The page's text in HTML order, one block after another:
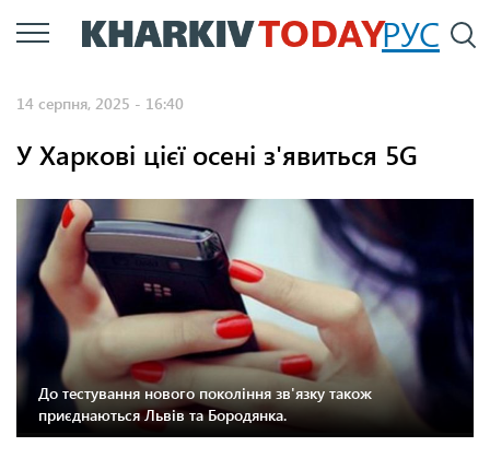
Перейти
до
РУС
14 серпня, 2025 - 16:40
У Харкові цієї осені з'явиться 5G
До тестування нового покоління зв'язку також
приєднаються Львів та Бородянка.